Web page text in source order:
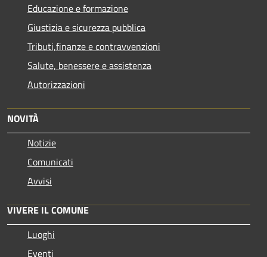
Educazione e formazione
Giustizia e sicurezza pubblica
Tributi,finanze e contravvenzioni
Salute, benessere e assistenza
Autorizzazioni
NOVITÀ
Notizie
Comunicati
Avvisi
VIVERE IL COMUNE
Luoghi
Eventi